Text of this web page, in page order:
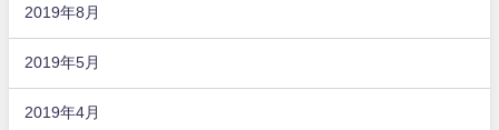
2019年8月
2019年5月
2019年4月